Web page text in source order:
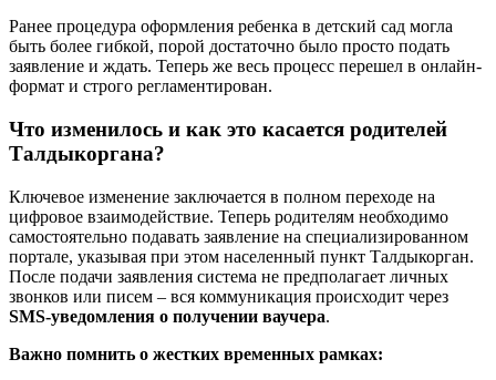
Ранее процедура оформления ребенка в детский сад могла
быть более гибкой, порой достаточно было просто подать
заявление и ждать. Теперь же весь процесс перешел в онлайн-
формат и строго регламентирован.
Что изменилось и как это касается родителей
Талдыкоргана?
Ключевое изменение заключается в полном переходе на
цифровое взаимодействие. Теперь родителям необходимо
самостоятельно подавать заявление на специализированном
портале, указывая при этом населенный пункт Талдыкорган.
После подачи заявления система не предполагает личных
звонков или писем – вся коммуникация происходит через
SMS-уведомления о получении ваучера.
Важно помнить о жестких временных рамках: